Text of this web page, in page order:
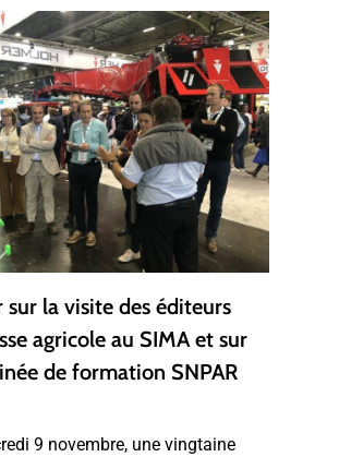
sur la visite des éditeurs
agricole au SIMA et sur
de formation SNPAR
9 novembre, une vingtaine